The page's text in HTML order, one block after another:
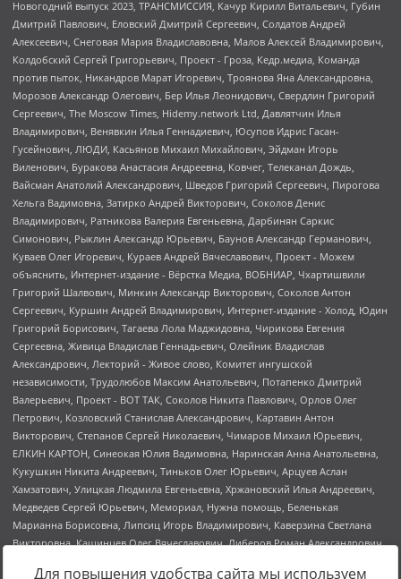
Для повышения удобства сайта мы используем